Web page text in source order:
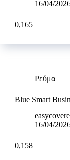
16/04/
0,165
Ρεύμα
Blue Smart
16/04/
0,158